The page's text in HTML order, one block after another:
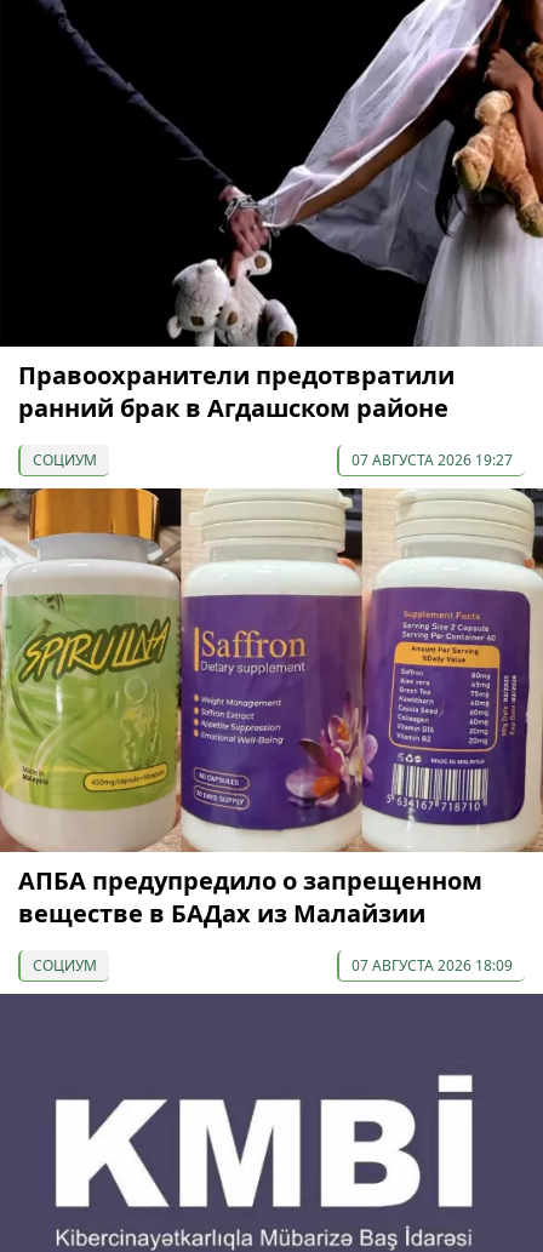
Правоохранители предотвратили
ранний брак в Агдашском районе
СОЦИУМ 07 АВГУСТА 2026 19:27
АПБА предупредило о запрещенном
веществе в БАДах из Малайзии
СОЦИУМ 07 АВГУСТА 2026 18:09